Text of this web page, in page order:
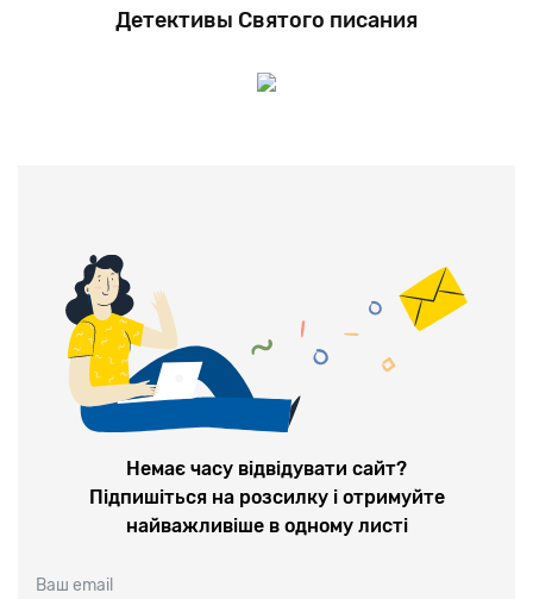
Детективы Святого писания
Немає часу відвідувати сайт?
Підпишіться на розсилку і отримуйте
найважливіше в одному листі
Ваш email